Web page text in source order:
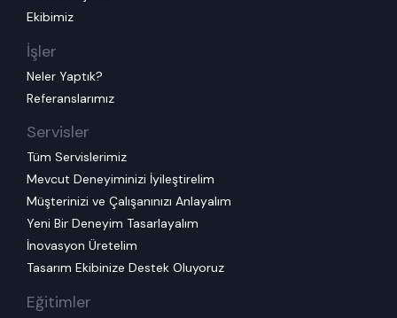
Ekibimiz
İşler
Neler Yaptık?
Referanslarımız
Servisler
Tüm Servislerimiz
Mevcut Deneyiminizi İyileştirelim
Müşterinizi ve Çalışanınızı Anlayalım
Yeni Bir Deneyim Tasarlayalım
İnovasyon Üretelim
Tasarım Ekibinize Destek Oluyoruz
Eğitimler